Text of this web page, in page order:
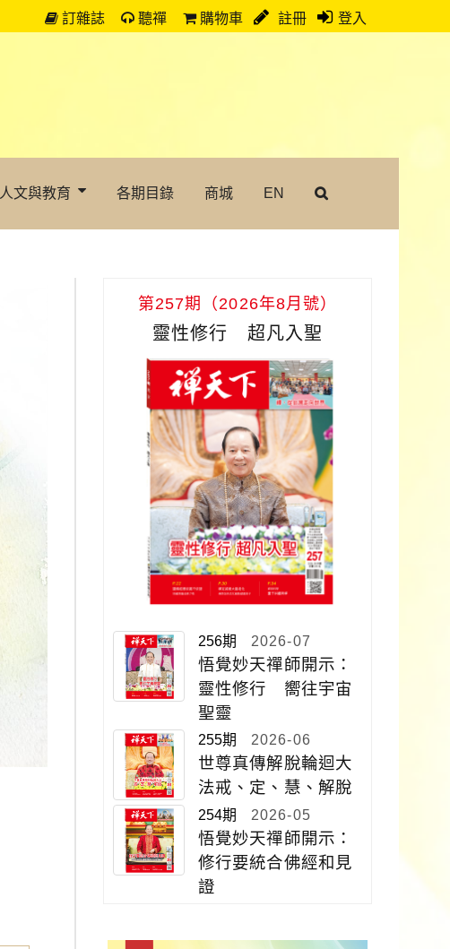
訂雜誌 聽禪 購物車 註冊 登入
人文與教育 各期目錄 商城 EN
第257期（2026年8月號）
靈性修行 超凡入聖
256期 2026-07
悟覺妙天禪師開示：
靈性修行 嚮往宇宙
聖靈
255期 2026-06
世尊真傳解脫輪迴大
法戒、定、慧、解脫
254期 2026-05
悟覺妙天禪師開示：
修行要統合佛經和見
證